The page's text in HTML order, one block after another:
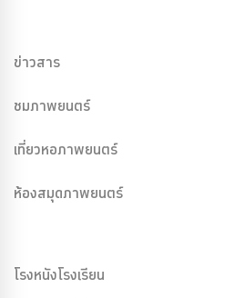
ข่าวสาร
ชมภาพยนตร์
เที่ยวหอภาพยนตร์
ห้องสมุดภาพยนตร์
โรงหนังโรงเรียน